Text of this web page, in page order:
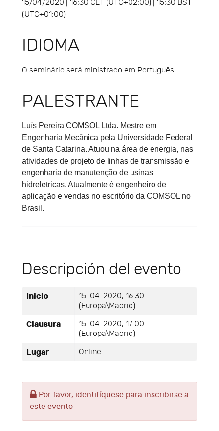
15/04/2020 | 16:30 CET (UTC+02:00) | 15:30 BST
(UTC+01:00)
IDIOMA
O seminário será ministrado em Português.
PALESTRANTE
Luís Pereira COMSOL Ltda. Mestre em
Engenharia Mecânica pela Universidade Federal
de Santa Catarina. Atuou na área de energia, nas
atividades de projeto de linhas de transmissão e
engenharia de manutenção de usinas
hidrelétricas. Atualmente é engenheiro de
aplicação e vendas no escritório da COMSOL no
Brasil.
Descripción del evento
Inicio
15-04-2020, 16:30
(Europa\Madrid)
Clausura
15-04-2020, 17:00
(Europa\Madrid)
Lugar Online
Por favor, identifíquese para inscribirse a
este evento